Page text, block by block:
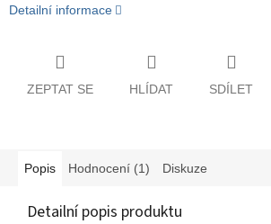
Detailní informace
ZEPTAT SE HLÍDAT SDÍLET
Popis Hodnocení (1) Diskuze
Detailní popis produktu